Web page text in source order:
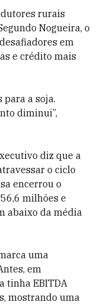
rurais
Nogueira, o
em
e crédito mais
para a soja.
diminui”,
diz que a
o ciclo
encerrou o
milhões e
abaixo da média
uma
em
tinha EBITDA
mostrando uma